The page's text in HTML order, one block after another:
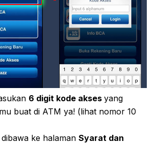
6 digit kode akses yang
buat di ATM ya! (lihat nomor 10
ke halaman Syarat dan